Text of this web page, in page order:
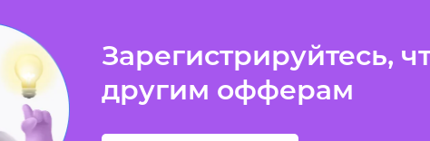
Зарегистрируйтесь,
другим офферам